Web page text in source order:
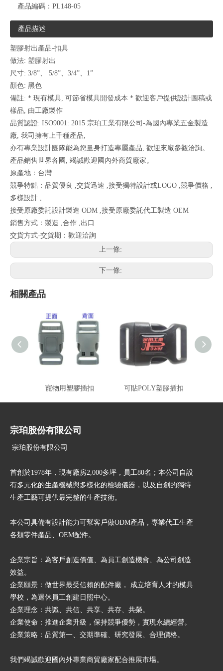
產品編碼： PL148-05
產品描述
塑膠射出產品-扣具
做法: 塑膠射出
尺寸: 3/8”、 5/8”、3/4”、1”
顏色: 黑色
備註: * 現有模具, 可節省模具開發成本 * 歡迎客戶提供設計圖稿或
樣品, 由工廠製作
品質認證: ISO9001: 2015 宗珀工業有限公司-為國內專業五金製造
廠, 我司擁有上千種產品,
亦有專業設計團隊能為您量身打造專屬產品, 歡迎來廠參觀洽詢。
產品銷售世界各國, 竭誠歡迎國內外商貿廠家。
原產地：台灣
競爭特點：品質優良 ,交貨迅速 ,接受獨特設計或LOGO ,競爭價格 ,
多樣設計 ,
接受原廠委託設計製造 ODM ,接受原廠委託代工製造 OEM
銷售方式：製造 ,合作 ,出口
交貨方式-交貨期：歡迎洽詢
上一條:
下一條:
相關產品
寵物用塑膠插扣 可貼POLY塑膠插扣
宗珀股份有限公司
宗珀股份有限公司
首創於1978年，現有廠房2,000多坪，員工80名；本公司自設
有多元化的生產機械與多樣化的檢驗儀器，以及自創的獨特
生產工藝可提供最完整的生產技術。
本公司具備有設計能力可幫客戶做ODM產品，專業代工生產
各類零件產品、OEM配件。
企業宗旨：為客戶創造價值、為員工創造機會、為公司創造
效益。
企業願景：做世界最受信賴的配件廠， 成立培育人才的模具
學校，為退休員工創建日照中心。
企業理念：共識、共信、共享、共存、共榮。
企業使命：推進企業升級，保持競爭優勢，實現永續經營。
企業策略：品質第一、交期準確、研究發展、合理價格。
我們竭誠歡迎國內外專業商貿廠家配合推展市場。